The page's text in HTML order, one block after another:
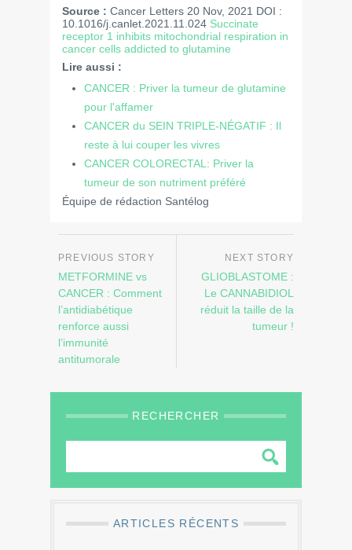
Source : Cancer Letters 20 Nov, 2021 DOI :
10.1016/j.canlet.2021.11.024 Succinate
receptor 1 inhibits mitochondrial respiration in
cancer cells addicted to glutamine
Lire aussi :
CANCER : Priver la tumeur de glutamine
pour l'affamer
CANCER du SEIN TRIPLE-NÉGATIF : Il
reste à lui couper les vivres
CANCER COLORECTAL: Priver la
tumeur de son nutriment préféré
Équipe de rédaction Santélog
METFORMINE vs
CANCER : Comment
l’antidiabétique
renforce aussi
l’immunité
antitumorale
GLIOBLASTOME :
Le CANNABIDIOL
réduit la taille de la
tumeur !
RECHERCHER
ARTICLES RÉCENTS